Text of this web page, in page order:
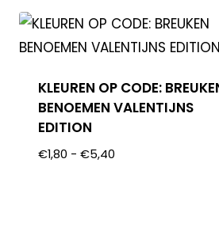
KLEUREN OP CODE:
BENOEMEN VALENTIJNS
EDITION
€1,80 - €5,40